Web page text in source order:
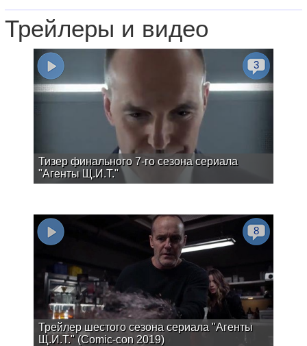
Трейлеры и видео
Тизер финального 7-го сезона сериала
"Агенты Щ.И.Т."
3
Трейлер шестого сезона сериала "Агенты
Щ.И.Т." (Comic-con 2019)
8